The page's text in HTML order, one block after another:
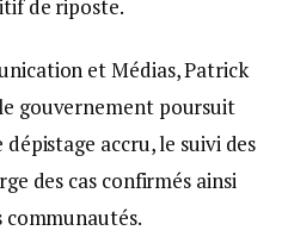
de riposte.
et Médias, Patrick
gouvernement poursuit
accru, le suivi des
des cas confirmés ainsi
communautés.